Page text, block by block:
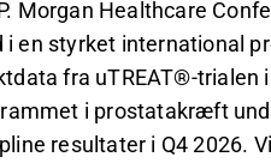
Morgan Healthcare
i en styrket international
fra uTREAT®-trialen
i prostatakræft
resultater i Q4 2026.